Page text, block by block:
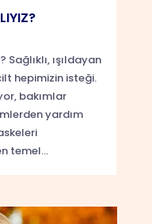
Sağlıklı, ışıldayan
hepimizin isteği.
bakımlar
yardım
temel...